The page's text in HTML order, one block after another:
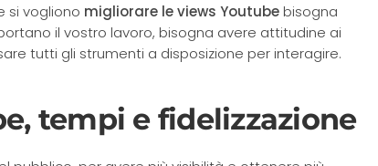
si vogliono migliorare le views Youtubebisogna
il vostro lavoro, bisogna avere attitudine ai
tutti gli strumenti a disposizione per interagire.
tempi e fidelizzazione